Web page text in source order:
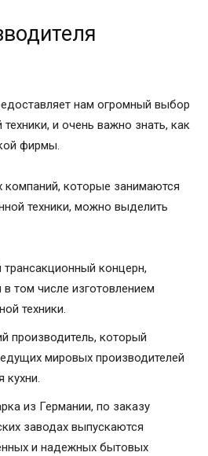
нам огромный выбор
и очень важно знать, как
фирмы.
компаний, которые занимаются
техники, можно выделить
концерн,
том числе изготовлением
техники.
производитель, который
мировых производителей
кухни.
из Германии, по заказу
заводах выпускаются
и надежных бытовых